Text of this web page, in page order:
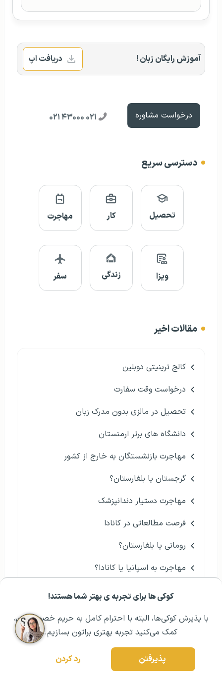
کوکی ها برای تجربه ی بهتر شما هستند!
با پذیرش کوکی‌ها، البته با احترام کامل به حریم خصوصیتون،
کمک می‌کنید تجربه بهتری براتون بسازیم.
پذیرفتن رد کردن
مشــاوره اولیه رایگان: ۰۲۱ ۴۳۰۰۰ ۰۲۱ رزرو مشاوره تخصصی
آموزش رایگان زبان ! دریافت اپ
درخواست مشاوره ۰۲۱ ۴۳۰۰۰ ۰۲۱
دسترسی سریع
تحصیل کار مهاجرت
ویزا زندگی سفر
مقالات اخیر
کالج ترینیتی دوبلین
درخواست وقت سفارت
تحصیل در مالزی بدون مدرک زبان
دانشگاه های برتر ارمنستان
مهاجرت بازنشستگان به خارج از کشور
گرجستان یا بلغارستان؟
مهاجرت دستیار دندانپزشک
فرصت مطالعاتی در کانادا
رومانی یا بلغارستان؟
مهاجرت به اسپانیا یا کانادا؟
مهاجرت پزشک به بلژیک
بهترین دانشگاه های گرجستان
رشته بهداشت عمومی در خارج
دوره زبان در سوئیس